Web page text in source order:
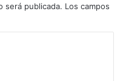
será publicada. Los campos